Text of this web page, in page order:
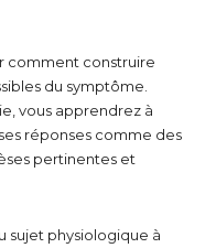
comment construire
du symptôme.
vous apprendrez à
réponses comme des
pertinentes et
sujet physiologique à